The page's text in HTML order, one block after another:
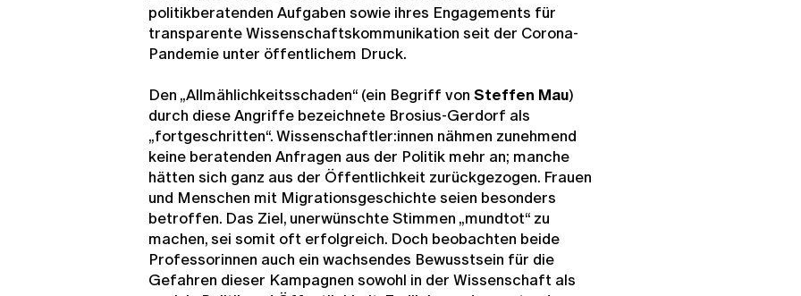
politikberatenden Aufgaben sowie ihres Engagements für
transparente Wissenschaftskommunikation seit der Corona-
Pandemie unter öffentlichem Druck.
Den „Allmählichkeitsschaden“ (ein Begriff von Steffen Mau)
durch diese Angriffe bezeichnete Brosius-Gerdorf als
„fortgeschritten“. Wissenschaftler:innen nähmen zunehmend
keine beratenden Anfragen aus der Politik mehr an; manche
hätten sich ganz aus der Öffentlichkeit zurückgezogen. Frauen
und Menschen mit Migrationsgeschichte seien besonders
betroffen. Das Ziel, unerwünschte Stimmen „mundtot“ zu
machen, sei somit oft erfolgreich. Doch beobachten beide
Professorinnen auch ein wachsendes Bewusstsein für die
Gefahren dieser Kampagnen sowohl in der Wissenschaft als